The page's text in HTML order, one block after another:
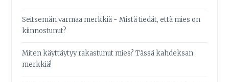
Seitsemän varmaa merkkiä - Mistä tiedät, että mies on
kiinnostunut?
Miten käyttäytyy rakastunut mies? Tässä kahdeksan
merkkiä!